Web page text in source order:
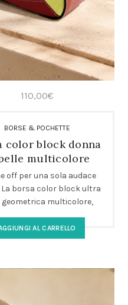
110,00€
BORSE & POCHETTE
color block donna
multicolore
geometrica
off per una sola audace
La borsa color block ultra
geometrica multicolore,
ed elegante a ogni look. La
ideale per chi cerca stile,
accessorio.
AL CARRELLO